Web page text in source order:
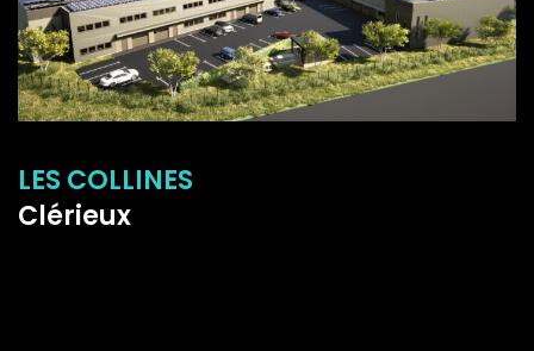
LES COLLINES
Clérieux